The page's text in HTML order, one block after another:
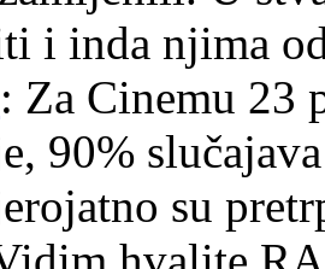
i inda njima
: Za Cinemu 23
90%
su